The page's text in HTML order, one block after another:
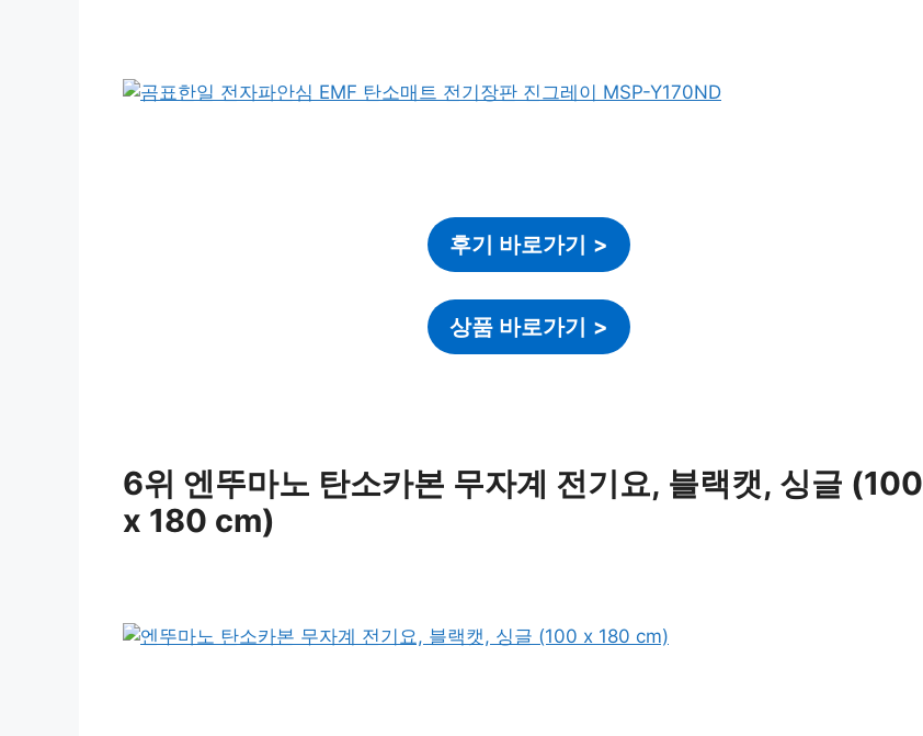
후기 바로가기 >
상품 바로가기 >
6위 엔뚜마노 탄소카본 무자계 전기요, 블랙캣, 싱글 (100
x 180 cm)